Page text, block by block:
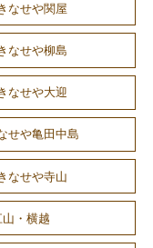
なせや関屋
なせや柳島
なせや大迎
せや亀田中島
なせや寺山
・横越